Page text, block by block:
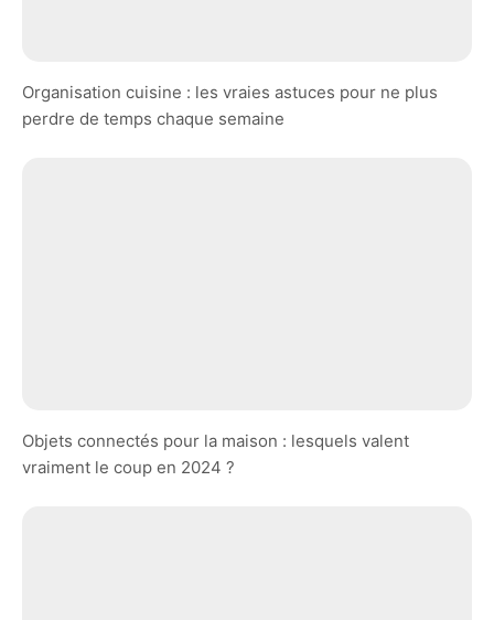
Organisation cuisine : les vraies astuces pour ne plus
perdre de temps chaque semaine
Objets connectés pour la maison : lesquels valent
vraiment le coup en 2024 ?